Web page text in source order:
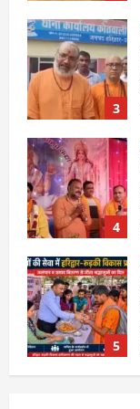
3
4
5